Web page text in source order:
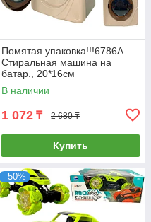
Помятая упаковка!!!6786A
Стиральная машина на
батар., 20*16см
В наличии
1 072 ₸ 2 680 ₸
Купить
–50%